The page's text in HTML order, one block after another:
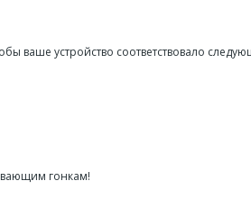
ваше устройство соответствовало
гонкам!